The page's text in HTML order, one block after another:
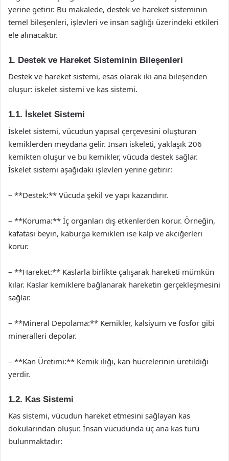
yerine getirir. Bu makalede, destek ve hareket sisteminin
temel bileşenleri, işlevleri ve insan sağlığı üzerindeki etkileri
ele alınacaktır.
1. Destek ve Hareket Sisteminin Bileşenleri
Destek ve hareket sistemi, esas olarak iki ana bileşenden
oluşur: iskelet sistemi ve kas sistemi.
1.1. İskelet Sistemi
İskelet sistemi, vücudun yapısal çerçevesini oluşturan
kemiklerden meydana gelir. İnsan iskeleti, yaklaşık 206
kemikten oluşur ve bu kemikler, vücuda destek sağlar.
İskelet sistemi aşağıdaki işlevleri yerine getirir:
– **Destek:** Vücuda şekil ve yapı kazandırır.
– **Koruma:** İç organları dış etkenlerden korur. Örneğin,
kafatası beyin, kaburga kemikleri ise kalp ve akciğerleri
korur.
– **Hareket:** Kaslarla birlikte çalışarak hareketi mümkün
kılar. Kaslar kemiklere bağlanarak hareketin gerçekleşmesini
sağlar.
– **Mineral Depolama:** Kemikler, kalsiyum ve fosfor gibi
mineralleri depolar.
– **Kan Üretimi:** Kemik iliği, kan hücrelerinin üretildiği
yerdir.
1.2. Kas Sistemi
Kas sistemi, vücudun hareket etmesini sağlayan kas
dokularından oluşur. İnsan vücudunda üç ana kas türü
bulunmaktadır: